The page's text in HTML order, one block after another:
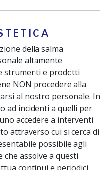
della salma
altamente
strumenti e prodotti
NON procedere alla
al nostro personale. In
ad incidenti a quelli per
accedere a interventi
attraverso cui si cerca di
possibile agli
che assolve a questi
continui e periodici